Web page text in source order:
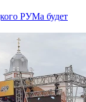
РУМа будет